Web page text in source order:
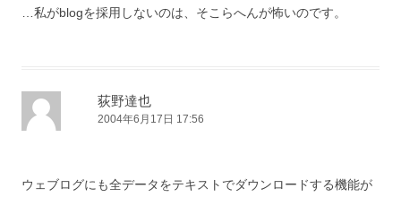
…私がblogを採用しないのは、そこらへんが怖いのです。
荻野達也
2004年6月17日 17:56
ウェブログにも全データをテキストでダウンロードする機能が